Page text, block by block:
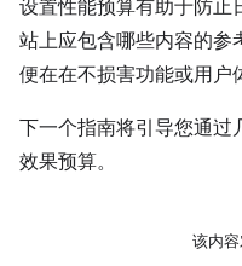
设置性能预算有助于防止
站上应包含哪些内容的参
便在在不损害功能或用户
下一个指南将引导您通过
效果预算。
该内